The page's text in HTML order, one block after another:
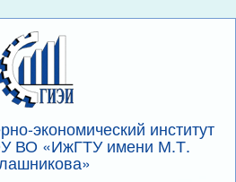
экономический институт
ВО «ИжГТУ имени М.Т.